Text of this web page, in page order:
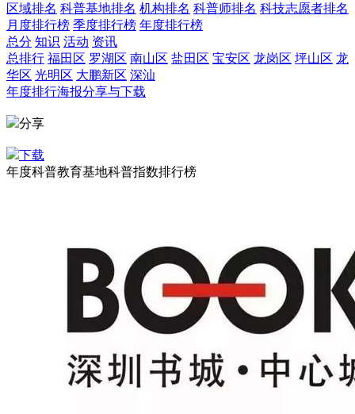
区域排名 科普基地排名 机构排名 科普师排名 科技志愿者排名
月度排行榜 季度排行榜 年度排行榜
总分 知识 活动 资讯
总排行 福田区 罗湖区 南山区 盐田区 宝安区 龙岗区 坪山区 龙
华区 光明区 大鹏新区 深汕
年度排行海报分享与下载
分享
下载
年度科普教育基地科普指数排行榜